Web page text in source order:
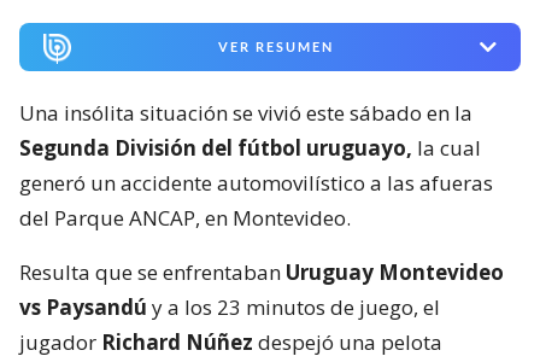
VER RESUMEN
Una insólita situación se vivió este sábado en la
Segunda División del fútbol uruguayo, la cual
generó un accidente automovilístico a las afueras
del Parque ANCAP, en Montevideo.
Resulta que se enfrentaban Uruguay Montevideo
vs Paysandú y a los 23 minutos de juego, el
jugador Richard Núñez despejó una pelota